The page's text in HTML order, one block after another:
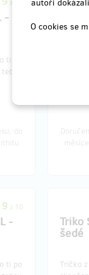
autoři
O cookies se
z 10
-
ti po
černé
Tričko
9 z 10
-
ti po
Triko
šedé
Tričko